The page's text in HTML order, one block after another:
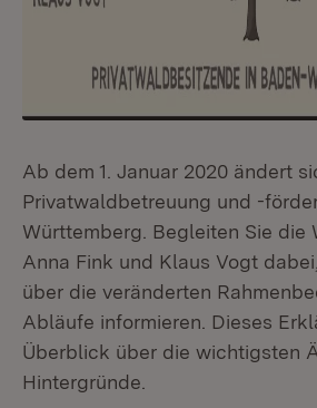
Ab dem 1. Januar 2020 ändert
Privatwaldbetreuung und -
Württemberg. Begleiten Sie die
Anna Fink und Klaus Vogt
über die veränderten
Abläufe informieren. Dieses
Überblick über die wichtigsten
Hintergründe.